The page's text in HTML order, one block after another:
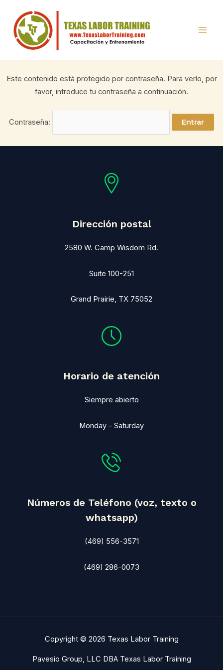
contenido
Este contenido está protegido por contraseña. Para verlo, por
favor, introduce tu contraseña a continuación.
Contraseña:
Dirección postal
2580 W. Camp Wisdom Rd.
Suite 100-251
Grand Prairie, TX 75052
Horario de atención
Siempre abierto
Monday – Saturday
Números de Teléfono (voz, texto o
whatsapp)
(469) 556-3571
(469) 286-0073
Copyright © 2026 Texas Labor Training
Pavesio Group, LLC DBA Texas Labor Training